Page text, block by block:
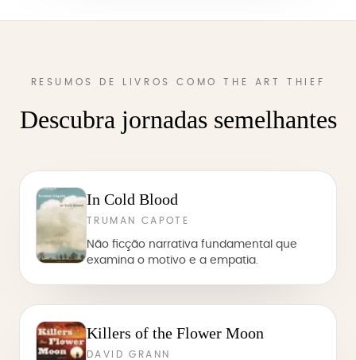
RESUMOS DE LIVROS COMO THE ART THIEF
Descubra jornadas semelhantes
In Cold Blood
TRUMAN CAPOTE
Não ficção narrativa fundamental que
examina o motivo e a empatia.
Killers of the Flower Moon
DAVID GRANN